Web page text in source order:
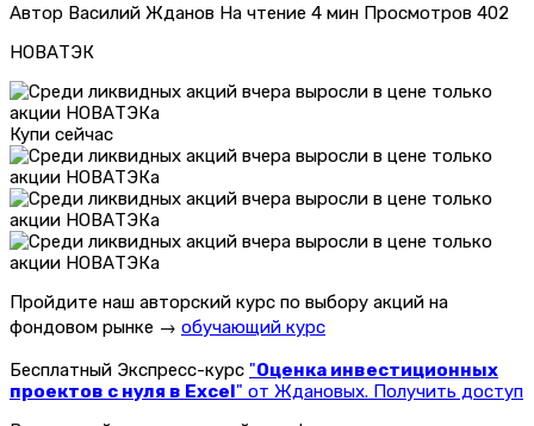
Автор Василий Жданов На чтение 4 мин Просмотров 402
НОВАТЭК
Купи сейчас
Пройдите наш авторский курс по выбору акций на
фондовом рынке → обучающий курс
Бесплатный Экспресс-курс "Оценка инвестиционных
проектов с нуля в Excel" от Ждановых. Получить доступ